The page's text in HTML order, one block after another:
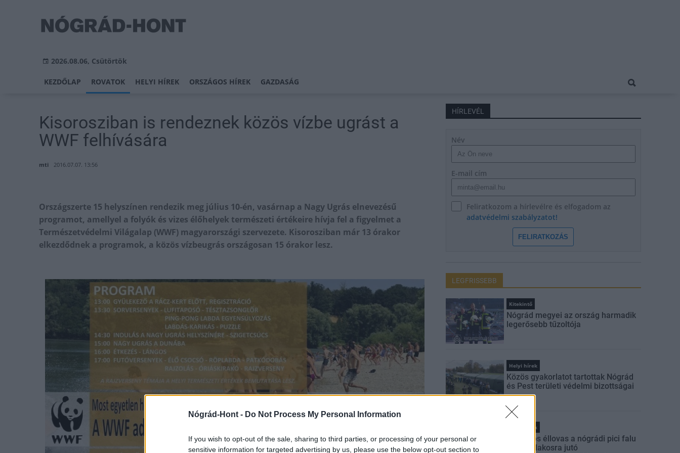
Nógrád-Hont - Do Not Process My Personal Information
If you wish to opt-out of the sale, sharing to third parties, or processing of your personal or
sensitive information for targeted advertising by us, please use the below opt-out section to
2026.08.06, Csütörtök
KEZDŐLAP ROVATOK HELYI HÍREK ORSZÁGOS HÍREK GAZDASÁG
Kisorosziban is rendeznek közös vízbe ugrást a
WWF felhívására
mti 2016.07.07. 13:56
Országszerte 15 helyszínen rendezik meg július 10-én, vasárnap a Nagy Ugrás elnevezésű
programot, amellyel a folyók és vizes élőhelyek természeti értékeire hívja fel a figyelmet a
Természetvédelmi Világalap (WWF) magyarországi szervezete. Kisorosziban már 13 órakor
elkezdődnek a programok, a közös vízbeugrás országosan 15 órakor lesz.
HÍRLEVÉL
Név
E-mail cím
Feliratkozom a hírlevélre és elfogadom az
adatvédelmi szabályzatot!
FELIRATKOZÁS
LEGFRISSEBB
Kitekintő
Nógrád megyei az ország harmadik
legerősebb tűzoltója
Helyi hírek
Közös gyakorlatot tartottak Nógrád
és Pest területi védelmi bizottságai
Helyi hírek
Országos éllovas a nógrádi pici falu
az ezer lakosra jutó